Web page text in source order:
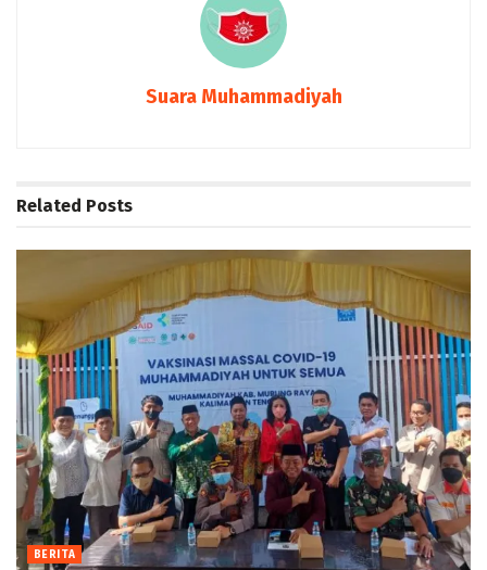
Suara Muhammadiyah
Related Posts
BERITA